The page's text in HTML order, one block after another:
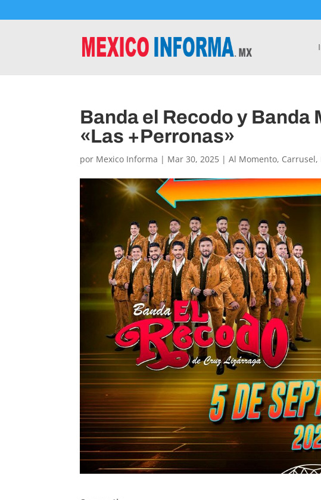
Banda el Recodo y
«Las +Perronas»
por Mexico Informa | Mar 30, 2025 |Al Momento, Carrusel,